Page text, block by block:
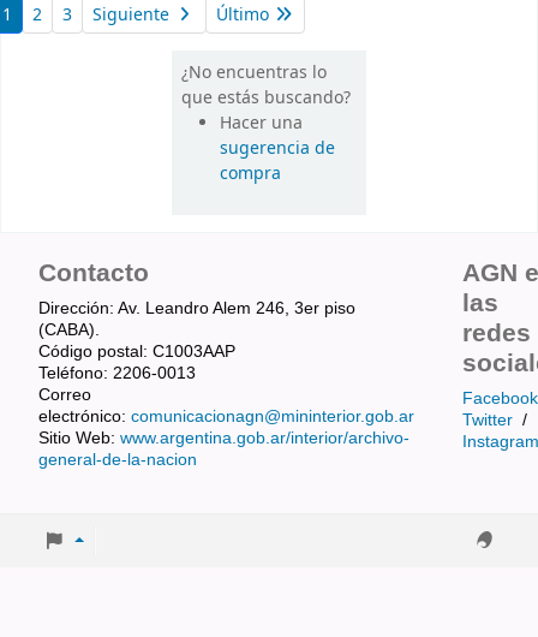
1 2 3 Siguiente Último
¿No encuentras lo
que estás buscando?
Hacer una
sugerencia de
compra
Contacto
Dirección: Av. Leandro Alem 246, 3er piso
(CABA).
Código postal: C1003AAP
Teléfono: 2206-0013
Correo
electrónico: comunicacionagn@mininterior.gob.ar
Sitio Web: www.argentina.gob.ar/interior/archivo-
general-de-la-nacion
AGN
las
redes
Facebook
Twitter /
Instagram